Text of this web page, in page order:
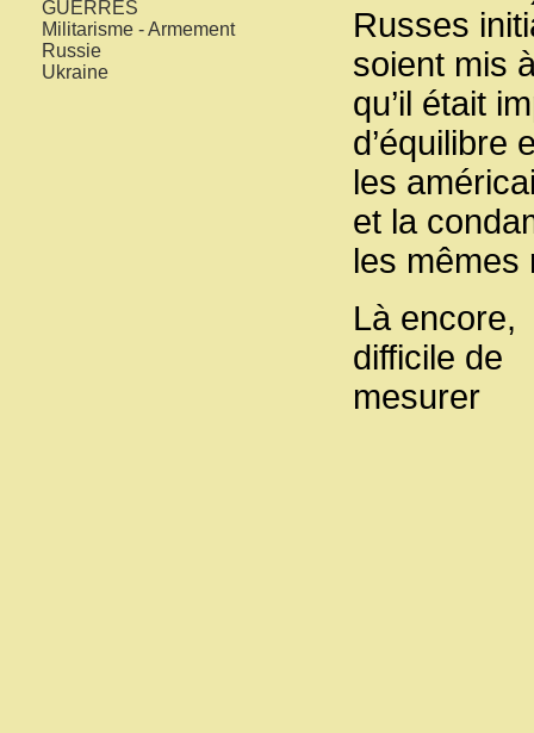
Russes
soient mis
qu’il était
d’équilibre
les
et la
les mêmes
Là encore,
difficile de
mesurer
GUERRES
Militarisme - Armement
Russie
Ukraine